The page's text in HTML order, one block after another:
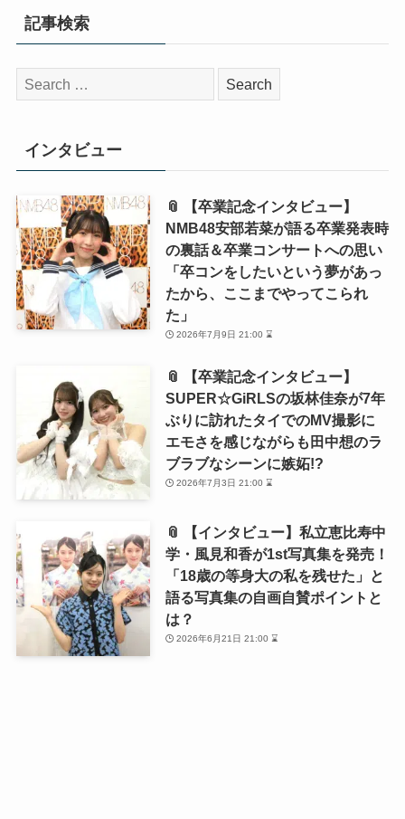
記事検索
検
索:
インタビュー
📎 【卒業記念インタビュー】
NMB48安部若菜が語る卒業発表時
の裏話＆卒業コンサートへの思い
「卒コンをしたいという夢があっ
たから、ここまでやってこられ
た」
2026年7月9日 21:00 ⌛
📎 【卒業記念インタビュー】
SUPER☆GiRLSの坂林佳奈が7年
ぶりに訪れたタイでのMV撮影に
エモさを感じながらも田中想のラ
ブラブなシーンに嫉妬!?
2026年7月3日 21:00 ⌛
📎 【インタビュー】私立恵比寿中
学・風見和香が1st写真集を発売！
「18歳の等身大の私を残せた」と
語る写真集の自画自賛ポイントと
は？
2026年6月21日 21:00 ⌛